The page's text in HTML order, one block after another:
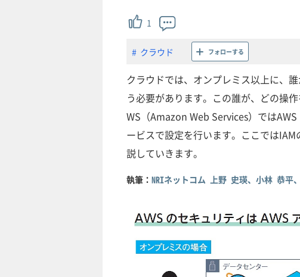
1
クラウド フォローする
クラウドでは、オンプレミス以上に、
う必要があります。この誰が、どの操
WS（Amazon Web Services）では
ービスで設定を行います。ここでは
説していきます。
執筆： NRIネットコム 上野 史瑛、小林 恭平